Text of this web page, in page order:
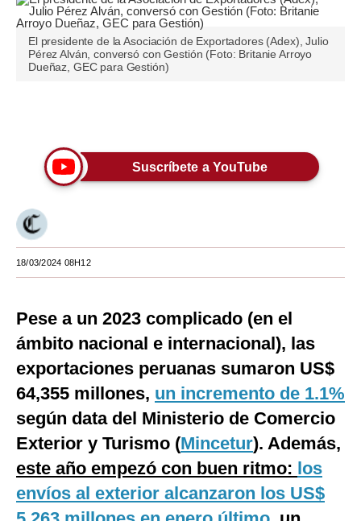
Pregunta de hoy
Blogs
Viajes
Moda
Estilos
Mundo
EEUU
México
España
Internacional
Tecnología
Club del Suscriptor
Mix
G de Gestión
El presidente de la Asociación de Exportadores (Adex), Julio
Pérez Alván, conversó con Gestión (Foto: Britanie Arroyo
Dueñaz, GEC para Gestión)
Suscríbete a YouTube
18/03/2024 08H12
Pese a un 2023 complicado (en el
ámbito nacional e internacional), las
exportaciones peruanas sumaron US$
64,355 millones, un incremento de 1.1%
según data del Ministerio de Comercio
Exterior y Turismo (Mincetur). Además,
este año empezó con buen ritmo: los
envíos al exterior alcanzaron los US$